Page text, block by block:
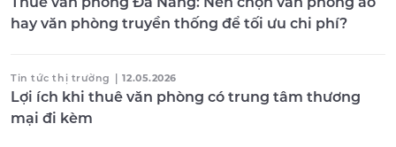
hay văn phòng truyền thống để tối ưu chi phí?
Tin tức thị trường | 12.05.2026
Lợi ích khi thuê văn phòng có trung tâm thương
mại đi kèm